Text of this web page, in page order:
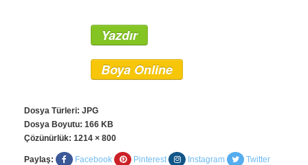
Yazdır
Boya Online
Dosya Türleri: JPG
Dosya Boyutu: 166 KB
Çözünürlük: 1214 × 800
Paylaş: Facebook Pinterest Instagram Twitter